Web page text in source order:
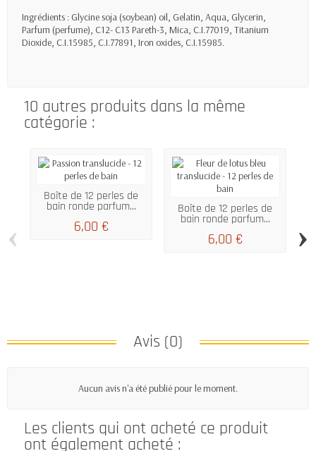
Ingrédients : Glycine soja (soybean) oil, Gelatin, Aqua, Glycerin,
Parfum (perfume), C12- C13 Pareth-3, Mica, C.I.77019, Titanium
Dioxide, C.I.15985, C.I.77891, Iron oxides, C.I.15985.
10 autres produits dans la même
catégorie :
Boîte de 12 perles de
bain ronde parfum...
6,00 €
Boîte de 12 perles de
bain ronde parfum...
6,00 €
‹ ›
Avis (0)
Aucun avis n'a été publié pour le moment.
Les clients qui ont acheté ce produit
ont également acheté :